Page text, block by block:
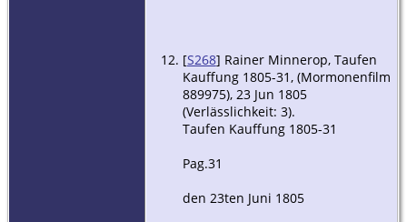
[S268] Rainer Minnerop, Taufen
Kauffung 1805-31, (Mormonenfilm
889975), 23 Jun 1805
(Verlässlichkeit: 3).
Taufen Kauffung 1805-31
Pag.31
den 23ten Juni 1805